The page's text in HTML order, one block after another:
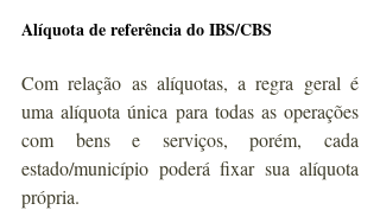
Alíquota de referência do IBS/CBS
Com relação as alíquotas, a regra geral é
uma alíquota única para todas as operações
com bens e serviços, porém, cada
estado/município poderá fixar sua alíquota
própria.